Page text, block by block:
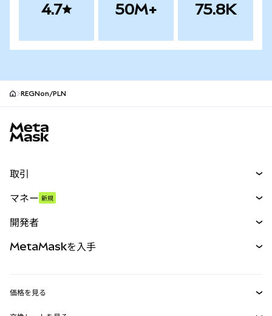
4.7 50M+ 75.8K
REGNon/PLN
取引
パーペチュアル
RWA
マネー 新規
開発者
MetaMaskを入手
価格を見る